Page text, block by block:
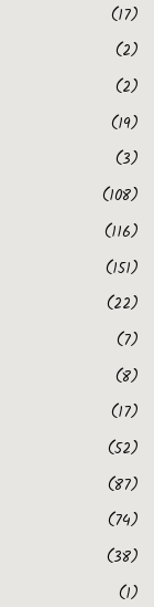
(17)
(2)
(2)
(19)
(3)
(108)
(116)
(151)
(22)
(7)
(8)
(17)
(52)
(87)
(74)
(38)
(1)